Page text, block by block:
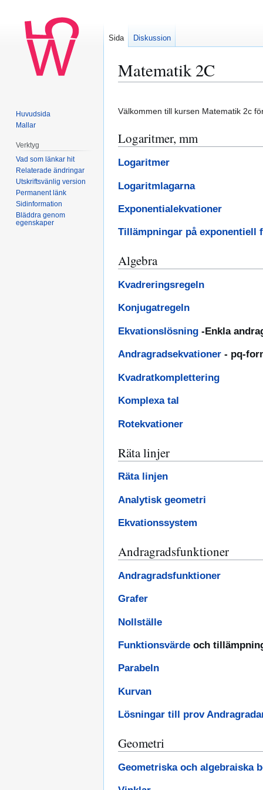
Matematik 2C
till
till
Välkommen till kursen Matematik 2c
Logaritmer, mm
Logaritmer
Logaritmlagarna
Exponentialekvationer
Tillämpningar på exponentiell
Algebra
Kvadreringsregeln
Konjugatregeln
Ekvationslösning -Enkla
Andragradsekvationer - pq-
Kvadratkomplettering
Komplexa tal
Rotekvationer
Räta linjer
Räta linjen
Analytisk geometri
Ekvationssystem
Andragradsfunktioner
Andragradsfunktioner
Grafer
Nollställe
Funktionsvärde och
Parabeln
Kurvan
Lösningar till prov
Geometri
Geometriska och algebraiska
Sida Diskussion
Huvudsida
Mallar
Verktyg
Vad som länkar hit
Relaterade ändringar
Utskriftsvänlig version
Permanent länk
Sidinformation
Bläddra genom
egenskaper